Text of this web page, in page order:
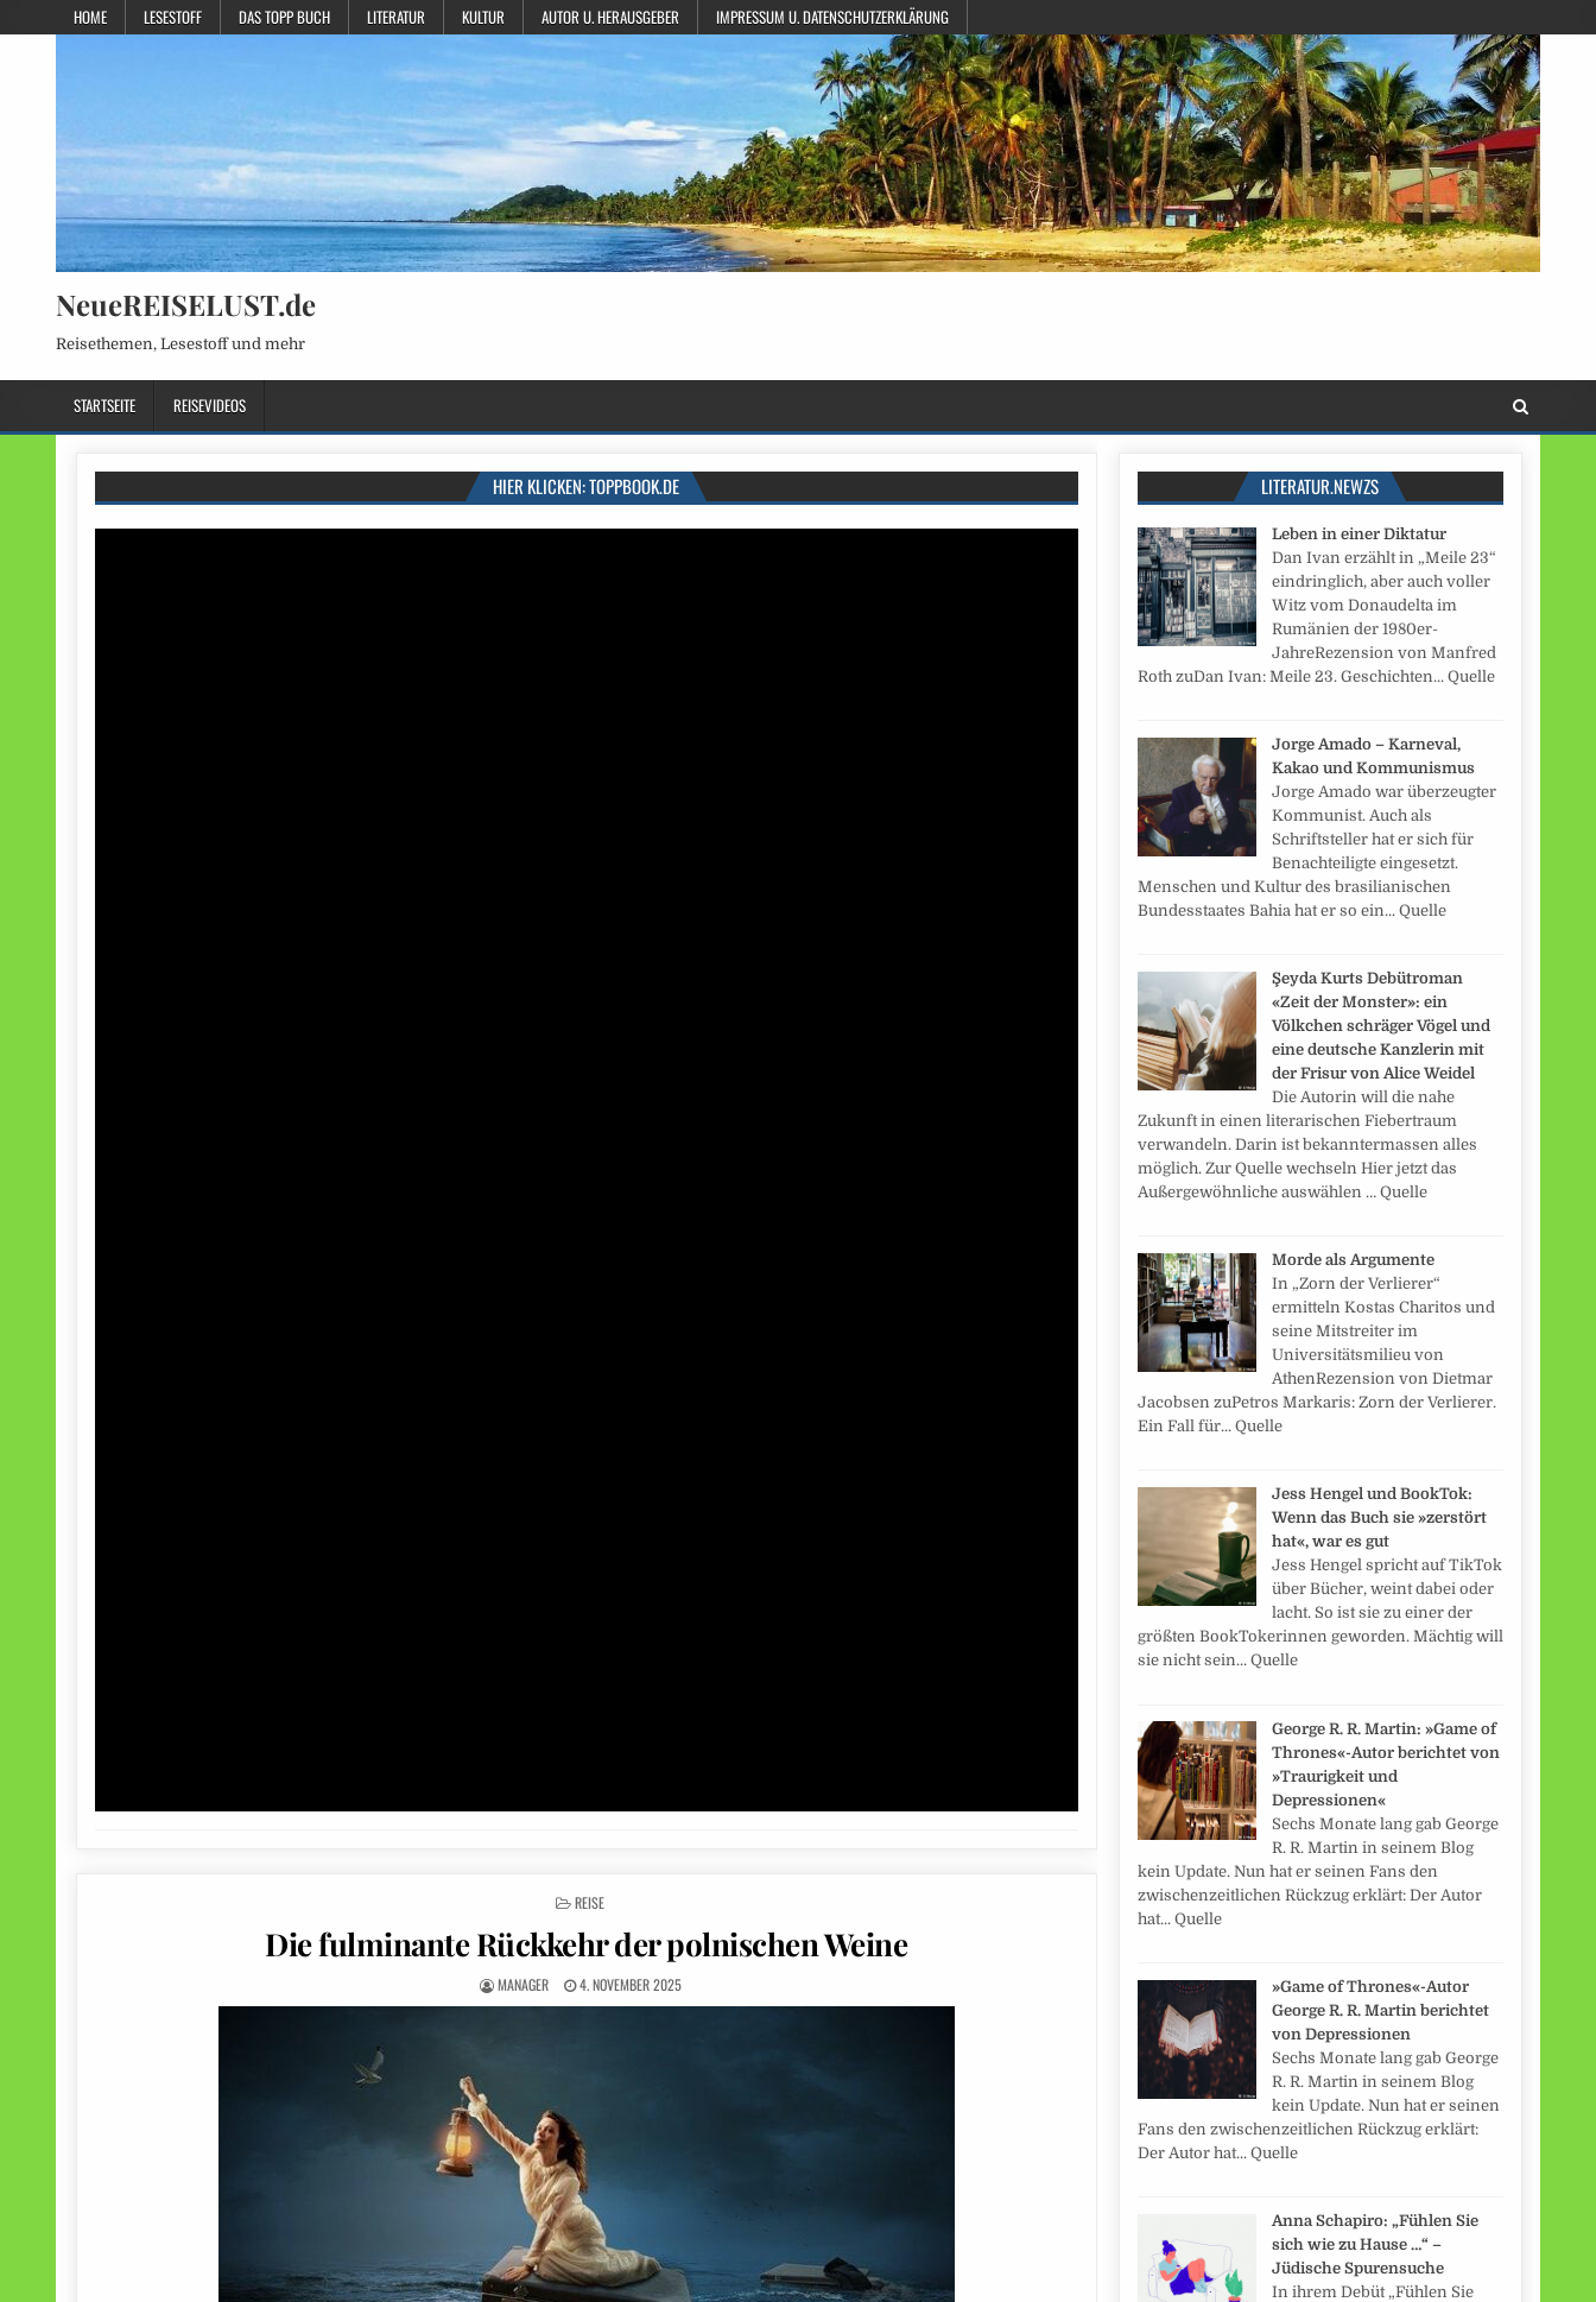
HOME LESESTOFF DAS TOPP BUCH LITERATUR KULTUR AUTOR U. HERAUSGEBER IMPRESSUM U. DATENSCHUTZERKLÄRUNG
NeueREISELUST.de
Reisethemen, Lesestoff und mehr
STARTSEITE REISEVIDEOS
HIER KLICKEN: TOPPBOOK.DE
POSTED
REISE
Die fulminante Rückkehr der polnischen Weine
MANAGER 4. NOVEMBER 2025
LITERATUR.NEWZS
Leben in einer Diktatur
Dan Ivan erzählt in „Meile 23“
eindringlich, aber auch voller
Witz vom Donaudelta im
Rumänien der 1980er-
JahreRezension von Manfred
Roth zuDan Ivan: Meile 23. Geschichten... Quelle
Jorge Amado – Karneval,
Kakao und Kommunismus
Jorge Amado war überzeugter
Kommunist. Auch als
Schriftsteller hat er sich für
Benachteiligte eingesetzt.
Menschen und Kultur des brasilianischen
Bundesstaates Bahia hat er so ein... Quelle
Şeyda Kurts Debütroman
«Zeit der Monster»: ein
Völkchen schräger Vögel und
eine deutsche Kanzlerin mit
der Frisur von Alice Weidel
Die Autorin will die nahe
Zukunft in einen literarischen Fiebertraum
verwandeln. Darin ist bekanntermassen alles
möglich. Zur Quelle wechseln Hier jetzt das
Außergewöhnliche auswählen … Quelle
Morde als Argumente
In „Zorn der Verlierer“
ermitteln Kostas Charitos und
seine Mitstreiter im
Universitätsmilieu von
AthenRezension von Dietmar
Jacobsen zuPetros Markaris: Zorn der Verlierer.
Ein Fall für... Quelle
Jess Hengel und BookTok:
Wenn das Buch sie »zerstört
hat«, war es gut
Jess Hengel spricht auf TikTok
über Bücher, weint dabei oder
lacht. So ist sie zu einer der
größten BookTokerinnen geworden. Mächtig will
sie nicht sein... Quelle
George R. R. Martin: »Game of
Thrones«-Autor berichtet von
»Traurigkeit und
Depressionen«
Sechs Monate lang gab George
R. R. Martin in seinem Blog
kein Update. Nun hat er seinen Fans den
zwischenzeitlichen Rückzug erklärt: Der Autor
hat... Quelle
»Game of Thrones«-Autor
George R. R. Martin berichtet
von Depressionen
Sechs Monate lang gab George
R. R. Martin in seinem Blog
kein Update. Nun hat er seinen
Fans den zwischenzeitlichen Rückzug erklärt:
Der Autor hat... Quelle
Anna Schapiro: „Fühlen Sie
sich wie zu Hause …“ –
Jüdische Spurensuche
In ihrem Debüt „Fühlen Sie